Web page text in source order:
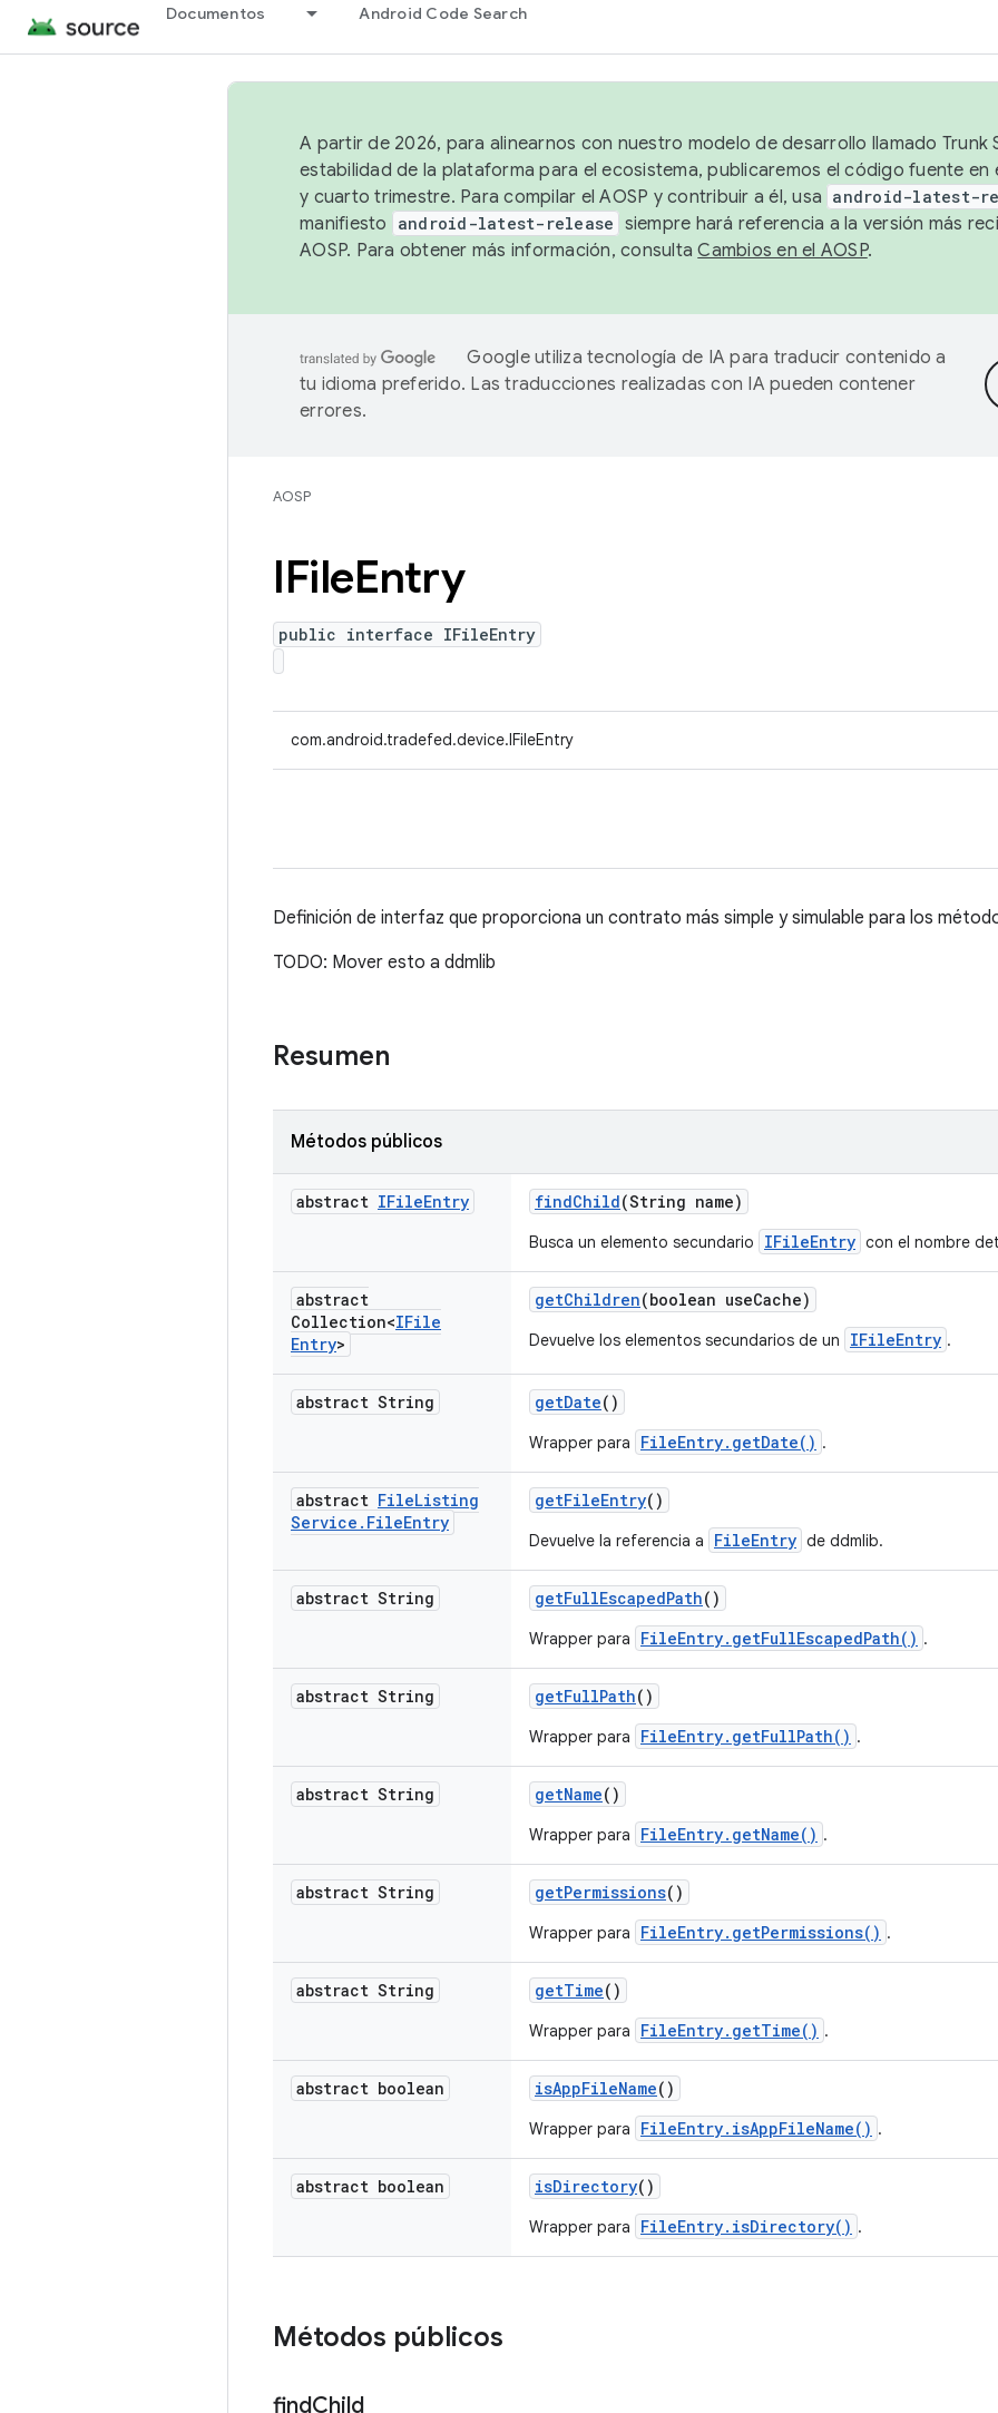
Documentos Android Code Search
A partir de 2026, para alinearnos con nuestro modelo de desarrollo llamado Trunk
estabilidad de la plataforma para el ecosistema, publicaremos el código fuente en
y cuarto trimestre. Para compilar el AOSP y contribuir a él, usa android-latest-
manifiesto
android-latest-release siempre hará referencia a la versión más
AOSP. Para obtener más información, consultaCambios en el AOSP.
Google utiliza tecnología de IA para traducir contenido a
tu idioma preferido. Las traducciones realizadas con IA pueden contener
errores.
AOSP
IFileEntry
public interface IFileEntry
com.android.tradefed.device.IFileEntry
Definición de interfaz que proporciona un contrato más simple y simulable para los
TODO: Mover esto a ddmlib
Resumen
Métodos públicos
abstract IFileEntry findChild(String name)
Busca un elemento secundario IFileEntry con el nombre
abstract
Collection<IFile
Entry>
getChildren(boolean useCache)
Devuelve los elementos secundarios de un IFileEntry .
abstract String getDate()
Wrapper para FileEntry.getDate() .
abstract FileListing
Service . FileEntry
getFileEntry()
Devuelve la referencia a FileEntry de ddmlib.
abstract String getFullEscapedPath()
Wrapper para FileEntry.getFullEscapedPath() .
abstract String getFullPath()
Wrapper para FileEntry.getFullPath() .
abstract String getName()
Wrapper para FileEntry.getName() .
abstract String getPermissions()
Wrapper para FileEntry.getPermissions() .
abstract String getTime()
Wrapper para FileEntry.getTime() .
abstract boolean isAppFileName()
Wrapper para FileEntry.isAppFileName() .
abstract boolean isDirectory()
Wrapper para FileEntry.isDirectory() .
Métodos públicos
findChild